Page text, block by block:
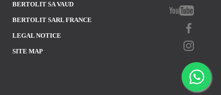
BERTOLIT SA VAUD
BERTOLIT SARL FRANCE
LEGAL NOTICE
SITE MAP